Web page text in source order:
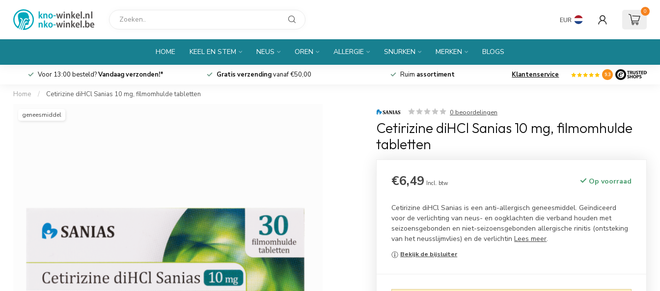
EUR
0
HOME KEEL EN STEM NEUS OREN ALLERGIE SNURKEN MERKEN BLOGS
Voor 13:00 besteld?Vandaag verzonden!* Gratis verzendingvanaf €50,00 Ruim assortiment Klantenservice 9.3
Home / Cetirizine diHCl Sanias 10 mg, filmomhulde tabletten
geneesmiddel 0 beoordelingen
Cetirizine diHCl Sanias 10 mg, filmomhulde
tabletten
€6,49 Incl. btw Op voorraad
Cetirizine diHCl Sanias is een anti-allergisch geneesmiddel. Geïndiceerd
voor de verlichting van neus- en oogklachten die verband houden met
seizoensgebonden en niet-seizoensgebonden allergische rinitis (ontsteking
van het neusslijmvlies) en de verlichtinLees meer.
Bekijk de bijsluiter